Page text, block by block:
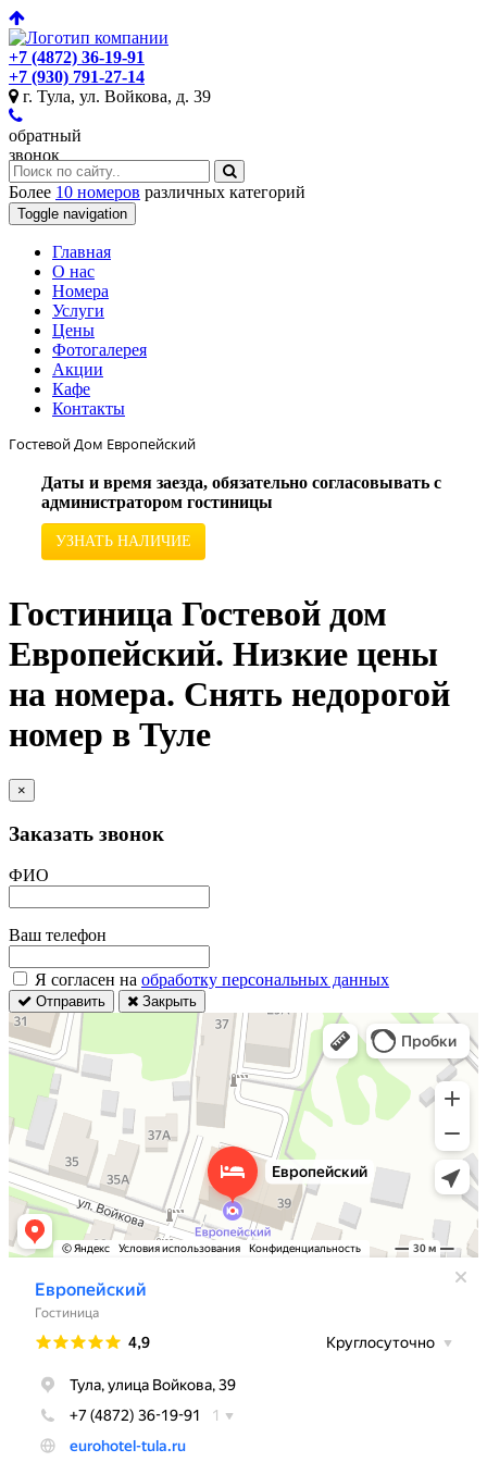
+7 (4872) 36-19-91
+7 (930) 791-27-14
г. Тула, ул. Войкова, д. 39
обратный
звонок
Более 10 номеров различных категорий
Toggle navigation
Главная
O нас
Номера
Услуги
Цены
Фотогалерея
Акции
Кафе
Контакты
Гостевой Дом Европейский
Даты и время заезда, обязательно согласовывать с
администратором гостиницы
УЗНАТЬ НАЛИЧИЕ
Гостиница Гостевой дом
Европейский. Низкие цены
на номера. Снять недорогой
номер в Туле
×
Заказать звонок
ФИО
Ваш телефон
Я согласен на обработку персональных данных
Отправить Закрыть